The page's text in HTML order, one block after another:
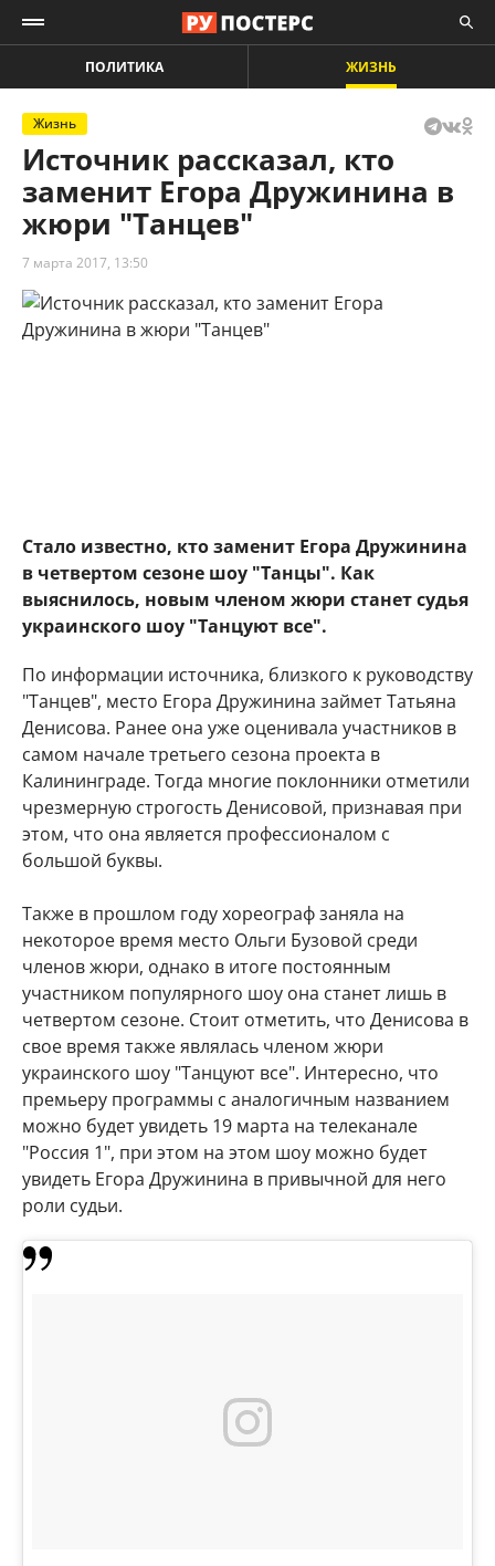
ПОЛИТИКА ЖИЗНЬ
Жизнь
Источник рассказал, кто
заменит Егора Дружинина в
жюри "Танцев"
7 марта 2017, 13:50
Стало известно, кто заменит Егора Дружинина
в четвертом сезоне шоу "Танцы". Как
выяснилось, новым членом жюри станет судья
украинского шоу "Танцуют все".
По информации источника, близкого к руководству
"Танцев", место Егора Дружинина займет Татьяна
Денисова. Ранее она уже оценивала участников в
самом начале третьего сезона проекта в
Калининграде. Тогда многие поклонники отметили
чрезмерную строгость Денисовой, признавая при
этом, что она является профессионалом с
большой буквы.
Также в прошлом году хореограф заняла на
некоторое время место Ольги Бузовой среди
членов жюри, однако в итоге постоянным
участником популярного шоу она станет лишь в
четвертом сезоне. Стоит отметить, что Денисова в
свое время также являлась членом жюри
украинского шоу "Танцуют все". Интересно, что
премьеру программы с аналогичным названием
можно будет увидеть 19 марта на телеканале
"Россия 1", при этом на этом шоу можно будет
увидеть Егора Дружинина в привычной для него
роли судьи.